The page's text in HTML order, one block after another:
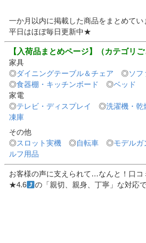
一か月以内に掲載した商品をまとめてい
平日はほぼ毎日更新中★
【入荷品まとめページ】
（カテゴリご
家具
◎ダイニングテーブル＆チェア ◎ソフ
◎食器棚・キッチンボード ◎ベッド
家電
◎テレビ・ディスプレイ ◎洗濯機・乾
凍庫
その他
◎スロット実機 ◎自転車 ◎モデルガ
ルフ用品
お客様の声に支えられて…なんと！口コ
★4.6
の「親切、親身、丁寧」な対応